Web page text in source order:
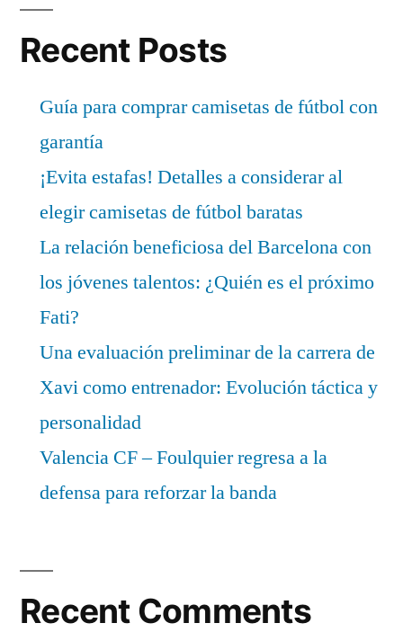
Recent Posts
Guía para comprar camisetas de fútbol con
garantía
¡Evita estafas! Detalles a considerar al
elegir camisetas de fútbol baratas
La relación beneficiosa del Barcelona con
los jóvenes talentos: ¿Quién es el próximo
Fati?
Una evaluación preliminar de la carrera de
Xavi como entrenador: Evolución táctica y
personalidad
Valencia CF – Foulquier regresa a la
defensa para reforzar la banda
Recent Comments